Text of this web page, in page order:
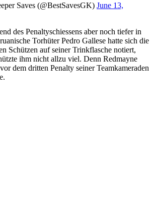
Saves (@BestSavesGK) June 13,
des Penaltyschiessens aber noch tiefer in
Torhüter Pedro Gallese hatte sich die
Schützen auf seiner Trinkflasche notiert,
ihm nicht allzu viel. Denn Redmayne
dem dritten Penalty seiner Teamkameraden